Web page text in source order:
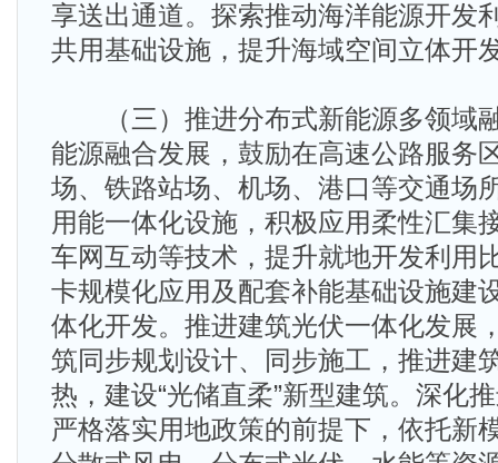
享送出通道。探索推动海洋能源开发
共用基础设施，提升海域空间立体开
（三）推进分布式新能源多领域
能源融合发展，鼓励在高速公路服务
场、铁路站场、机场、港口等交通场
用能一体化设施，积极应用柔性汇集
车网互动等技术，提升就地开发利用
卡规模化应用及配套补能基础设施建
体化开发。推进建筑光伏一体化发展
筑同步规划设计、同步施工，推进建
热，建设“光储直柔”新型建筑。深化
严格落实用地政策的前提下，依托新